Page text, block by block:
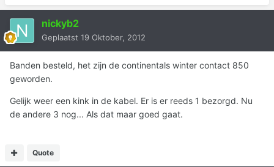
nickyb2
Geplaatst 19 Oktober, 2012
Banden besteld, het zijn de continentals winter contact 850
geworden.
Gelijk weer een kink in de kabel. Er is er reeds 1 bezorgd. Nu
de andere 3 nog... Als dat maar goed gaat.
Quote